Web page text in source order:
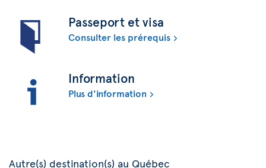
Passeport et visa
Consulter les prérequis
Information
Plus d'information
Autre(s) destination(s) au Québec